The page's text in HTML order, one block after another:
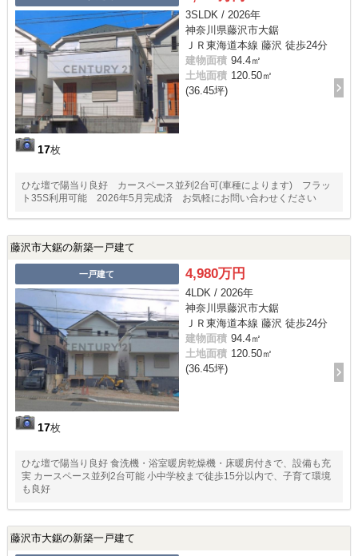
17枚
3SLDK / 2026年
神奈川県藤沢市大鋸
ＪＲ東海道本線 藤沢 徒歩24分
建物面積 94.4㎡
土地面積 120.50㎡
(36.45坪)
ひな壇で陽当り良好 カースペース並列2台可(車種によります) フラッ
ト35S利用可能 2026年5月完成済 お気軽にお問い合わせください
藤沢市大鋸の新築一戸建て
一戸建て
17枚
4,980万円
4LDK / 2026年
神奈川県藤沢市大鋸
ＪＲ東海道本線 藤沢 徒歩24分
建物面積 94.4㎡
土地面積 120.50㎡
(36.45坪)
ひな壇で陽当り良好 食洗機・浴室暖房乾燥機・床暖房付きで、設備も充
実 カースペース並列2台可能 小中学校まで徒歩15分以内で、子育て環境
も良好
藤沢市大鋸の新築一戸建て